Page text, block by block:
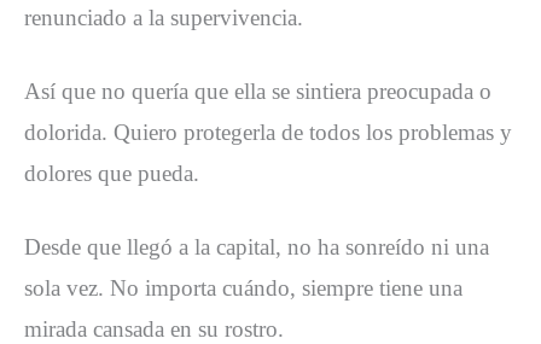
renunciado a la supervivencia.
Así que no quería que ella se sintiera preocupada o
dolorida. Quiero protegerla de todos los problemas y
dolores que pueda.
Desde que llegó a la capital, no ha sonreído ni una
sola vez. No importa cuándo, siempre tiene una
mirada cansada en su rostro.